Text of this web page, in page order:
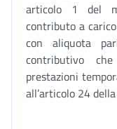
articolo 1 del
contributo a
con aliquota
contributivo
prestazioni
all’articolo 24